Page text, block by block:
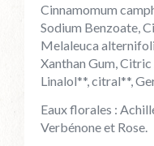
Cinnamomum
Sodium Benzoate,
Melaleuca
Xanthan Gum,
Linalol**, citral**,
Eaux florales :
Verbénone et Rose.